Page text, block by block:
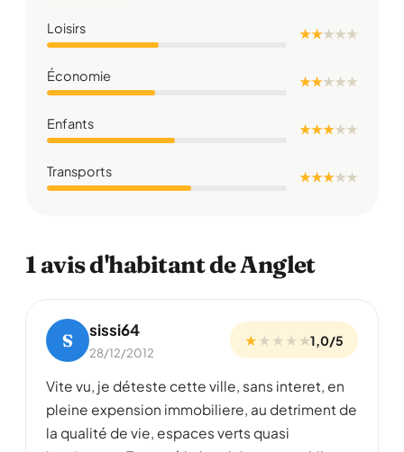
Loisirs ★ ★★★★
Économie ★ ★★★★
Enfants ★ ★ ★★★
Transports ★ ★ ★★★
1 avis d'habitant de Anglet
S sissi64
28/12/2012
★★ ★ ★ ★1,0/5
Vite vu, je déteste cette ville, sans interet, en
pleine expension immobiliere, au detriment de
la qualité de vie, espaces verts quasi